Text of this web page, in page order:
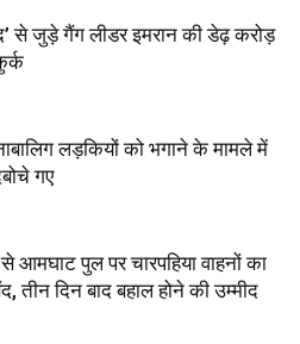
से जुड़े गैंग लीडर इमरान की डेढ़ करोड़
नाबालिग लड़कियों को भगाने के मामले में
गए
से आमघाट पुल पर चारपहिया वाहनों का
तीन दिन बाद बहाल होने की उम्मीद